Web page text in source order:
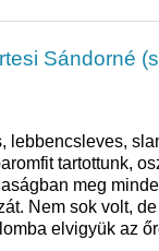
Sándorné
lebbencsleves,
tartottunk,
meg
Nem sok volt,
elvigyük az